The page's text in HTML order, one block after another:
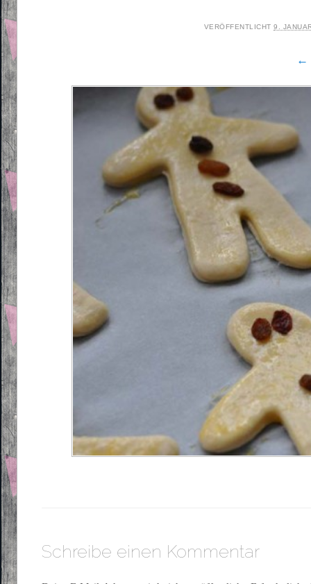
VERÖFFENTLICHT9.
←
Schreibe einen Kommentar